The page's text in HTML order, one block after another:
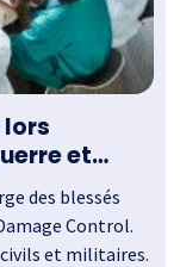
lors
et
des blessés
Control.
et militaires.